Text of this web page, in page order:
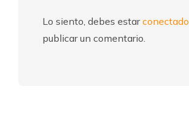
Lo siento, debes estarconectado
publicar un comentario.